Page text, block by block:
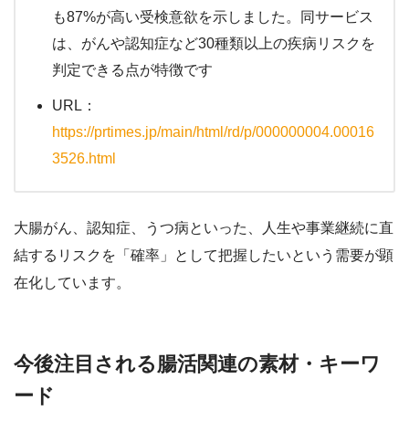
も87%が高い受検意欲を示しました。同サービス
は、がんや認知症など30種類以上の疾病リスクを
判定できる点が特徴です
URL：
https://prtimes.jp/main/html/rd/p/000000004.00016
3526.html
大腸がん、認知症、うつ病といった、人生や事業継続に直
結するリスクを「確率」として把握したいという需要が顕
在化しています。
今後注目される腸活関連の素材・キーワ
ード